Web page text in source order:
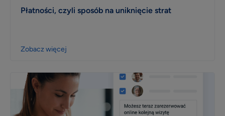
Płatności, czyli sposób na uniknięcie strat
Zobacz więcej